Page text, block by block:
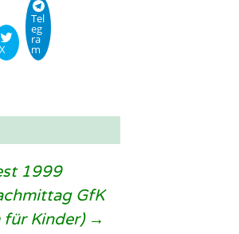
X
Tel
eg
ra
m
1999
GfK
für Kinder) →